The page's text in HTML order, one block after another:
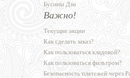
Бусины Дзи
Важно!
Текущие акции
Как сделать заказ?
Как пользоваться кладовой?
Как пользоваться фильтром?
Безопасность платежей через